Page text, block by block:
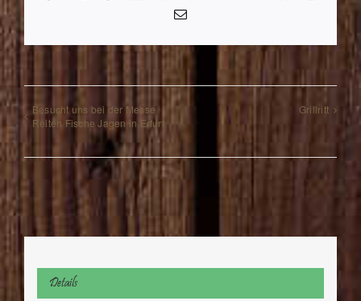
E-
Besucht uns bei der Messe
Reiten Fische Jagen in Erfurt
Grillritt
Details